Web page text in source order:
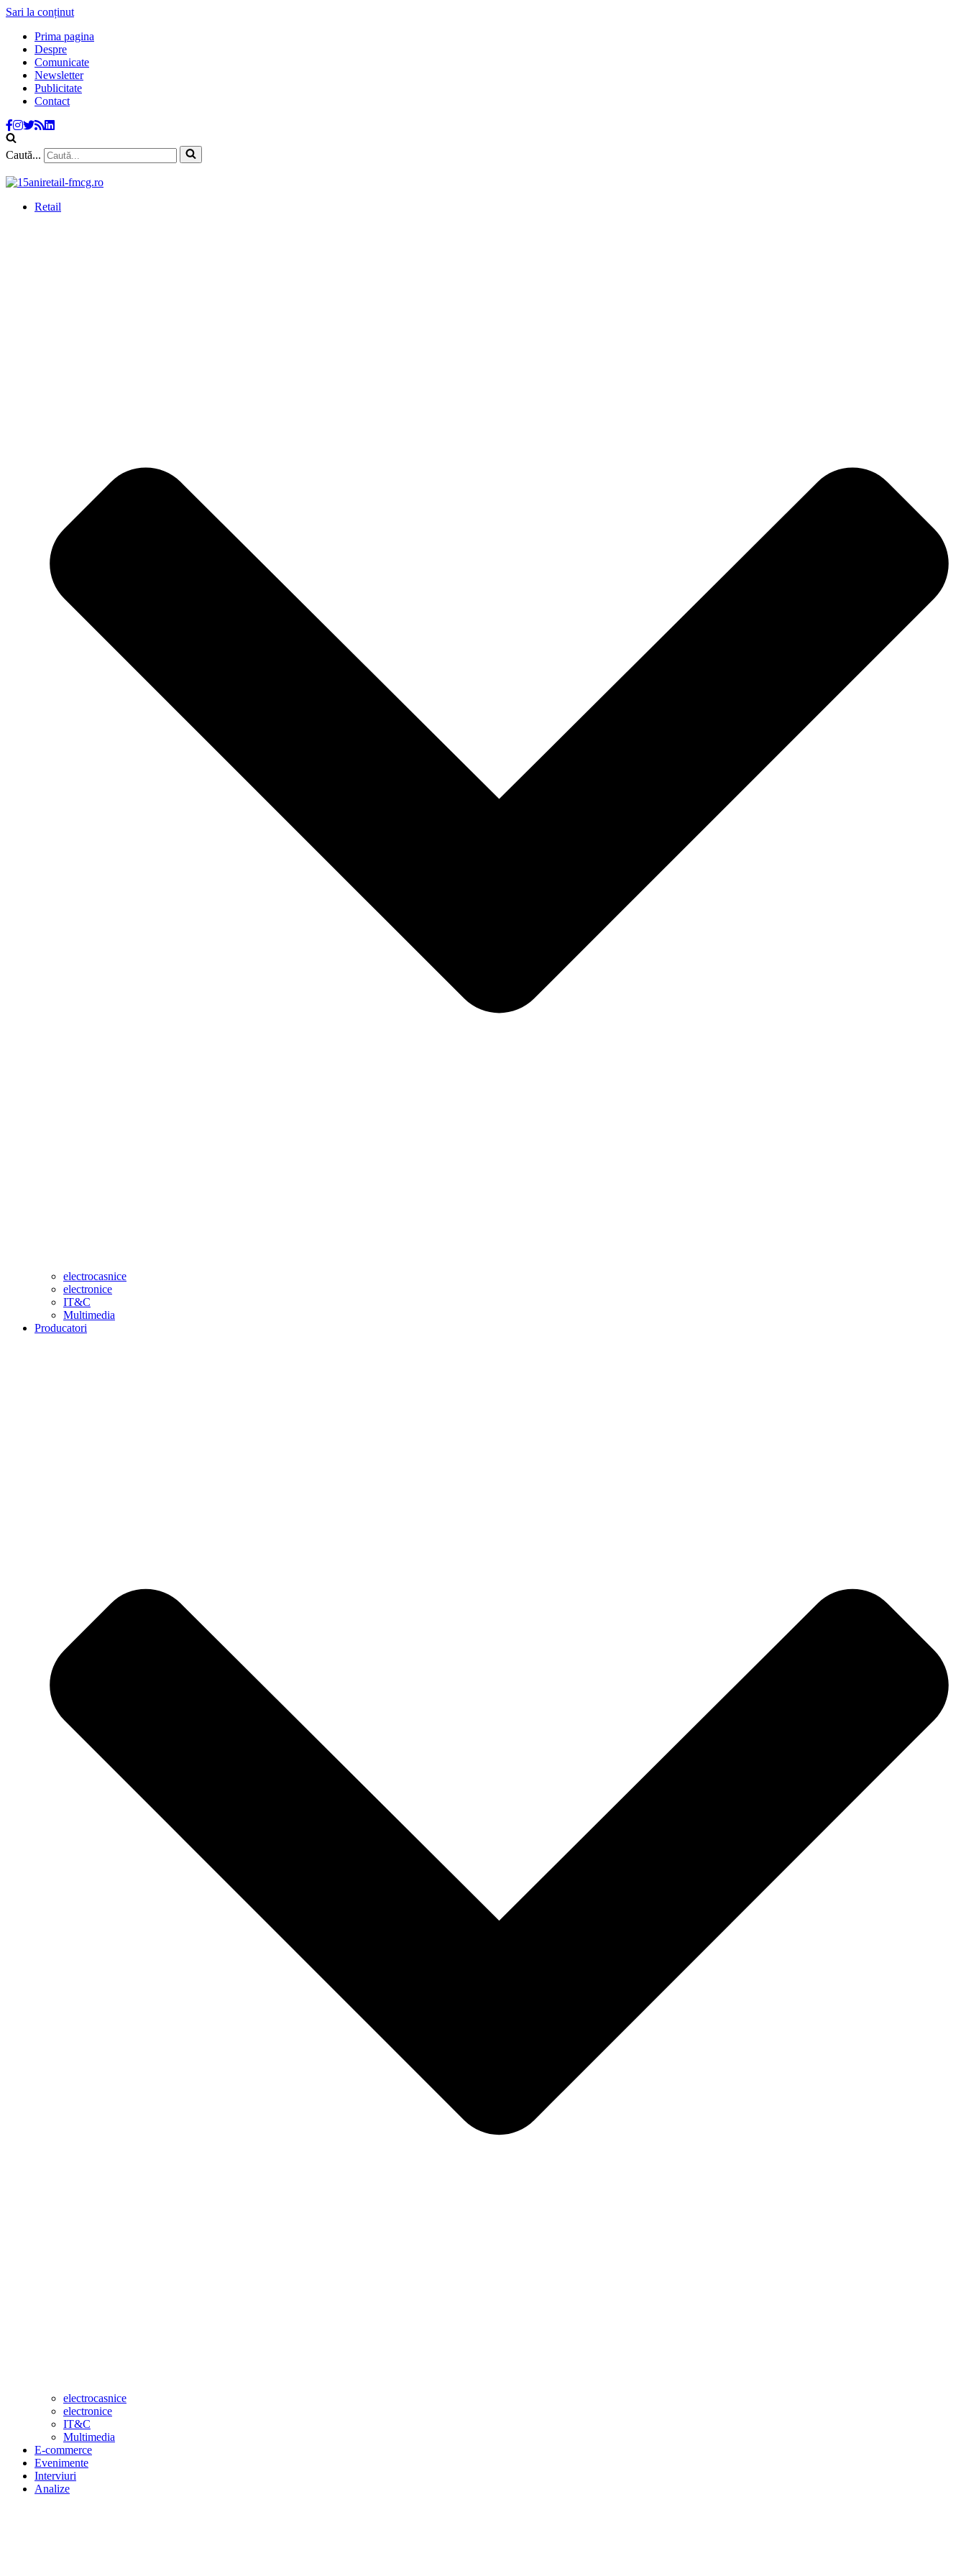
Sari la conținut
Prima pagina
Despre
Comunicate
Newsletter
Publicitate
Contact
Caută...
Retail
electrocasnice
electronice
IT&C
Multimedia
Producatori
electrocasnice
electronice
IT&C
Multimedia
E-commerce
Evenimente
Interviuri
Analize